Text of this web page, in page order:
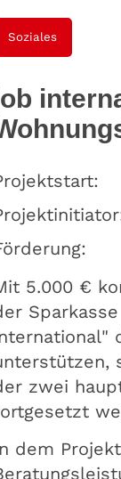
Soziales
5.000 €
zwei
dem